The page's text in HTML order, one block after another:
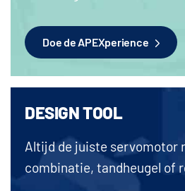
Doe de APEXperience
DESIGN TOOL
Altijd de juiste servomotor
combinatie, tandheugel of